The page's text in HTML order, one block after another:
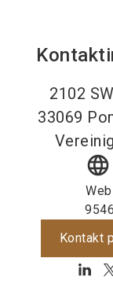
2102
33069
language
Kontakt